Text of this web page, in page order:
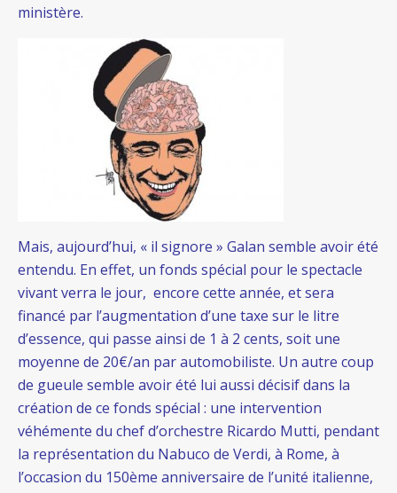
ministère.
Mais, aujourd’hui, « il signore » Galan semble avoir été
entendu. En effet, un fonds spécial pour le spectacle
vivant verra le jour, encore cette année, et sera
financé par l’augmentation d’une taxe sur le litre
d’essence, qui passe ainsi de 1 à 2 cents, soit une
moyenne de 20€/an par automobiliste. Un autre coup
de gueule semble avoir été lui aussi décisif dans la
création de ce fonds spécial : une intervention
véhémente du chef d’orchestre Ricardo Mutti, pendant
la représentation du Nabuco de Verdi, à Rome, à
l’occasion du 150ème anniversaire de l’unité italienne,